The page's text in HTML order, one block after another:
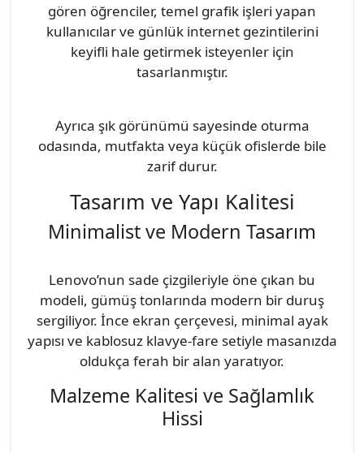
gören öğrenciler, temel grafik işleri yapan
kullanıcılar ve günlük internet gezintilerini
keyifli hale getirmek isteyenler için
tasarlanmıştır.
Ayrıca şık görünümü sayesinde oturma
odasında, mutfakta veya küçük ofislerde bile
zarif durur.
Tasarım ve Yapı Kalitesi
Minimalist ve Modern Tasarım
Lenovo’nun sade çizgileriyle öne çıkan bu
modeli, gümüş tonlarında modern bir duruş
sergiliyor. İnce ekran çerçevesi, minimal ayak
yapısı ve kablosuz klavye-fare setiyle masanızda
oldukça ferah bir alan yaratıyor.
Malzeme Kalitesi ve Sağlamlık
Hissi